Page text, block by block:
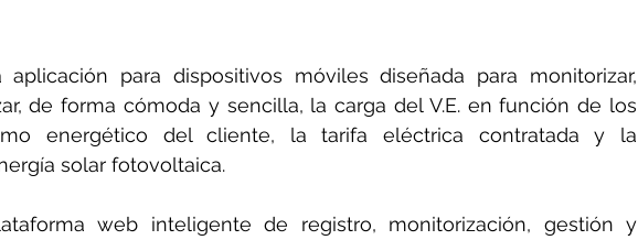
aplicación para dispositivos móviles diseñada para monitorizar,
de forma cómoda y sencilla, la carga del V.E. en función de los
energético del cliente, la tarifa eléctrica contratada y la
solar fotovoltaica.
web inteligente de registro, monitorización, gestión y